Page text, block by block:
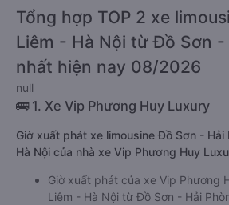
Tổng hợp TOP 2 xe
Liêm - Hà Nội từ Đồ Sơn
nhất hiện nay 08/2026
null
🚌 1. Xe Vip Phương Huy Luxury
Giờ xuất phát xe limousine Đồ Sơn - Hải
Hà Nội của nhà xe Vip Phương Huy
Giờ xuất phát của xe Vip Phương
Liêm - Hà Nội từ Đồ Sơn - Hải